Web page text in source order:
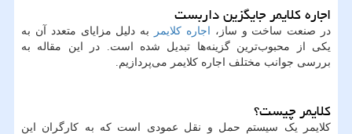
اجاره کلایمر جایگزین داربست
در صنعت ساخت و ساز، اجاره کلایمر
به دلیل مزایای متعدد آن به
یکی از محبوب‌ترین گزینه‌ها تبدیل شده است. در این مقاله به
بررسی جوانب مختلف اجاره کلایمر می‌پردازیم.
کلایمر چیست؟
کلایمر یک سیستم حمل و نقل عمودی است که به کارگران این